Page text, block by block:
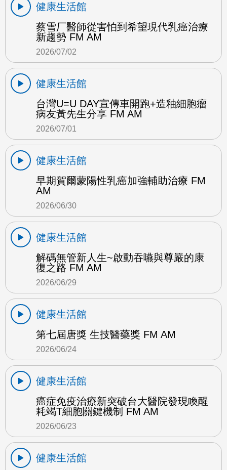
健康生活館
蔡雪厂醫師從害怕到希望現代乳癌治療
新趨勢 FM AM
2026/07/02
健康生活館
台灣U=U DAY宣傳車開跑+造釉細胞瘤
病友黃先生分享 FM AM
2026/07/01
健康生活館
早期賀爾蒙陽性乳癌加強輔助治療 FM
AM
2026/06/30
健康生活館
解碼無管新人生~啟動吞嚥與尊嚴的康
復之路 FM AM
2026/06/29
健康生活館
第七屆唐獎 生技醫藥獎 FM AM
2026/06/24
健康生活館
癌症免疫治療新突破台大醫院發現喚醒
耗竭T細胞關鍵機制 FM AM
2026/06/23
健康生活館